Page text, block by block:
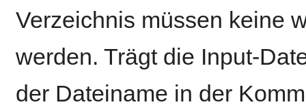
Verzeichnis müssen keine
werden. Trägt die Input-
der Dateiname in der